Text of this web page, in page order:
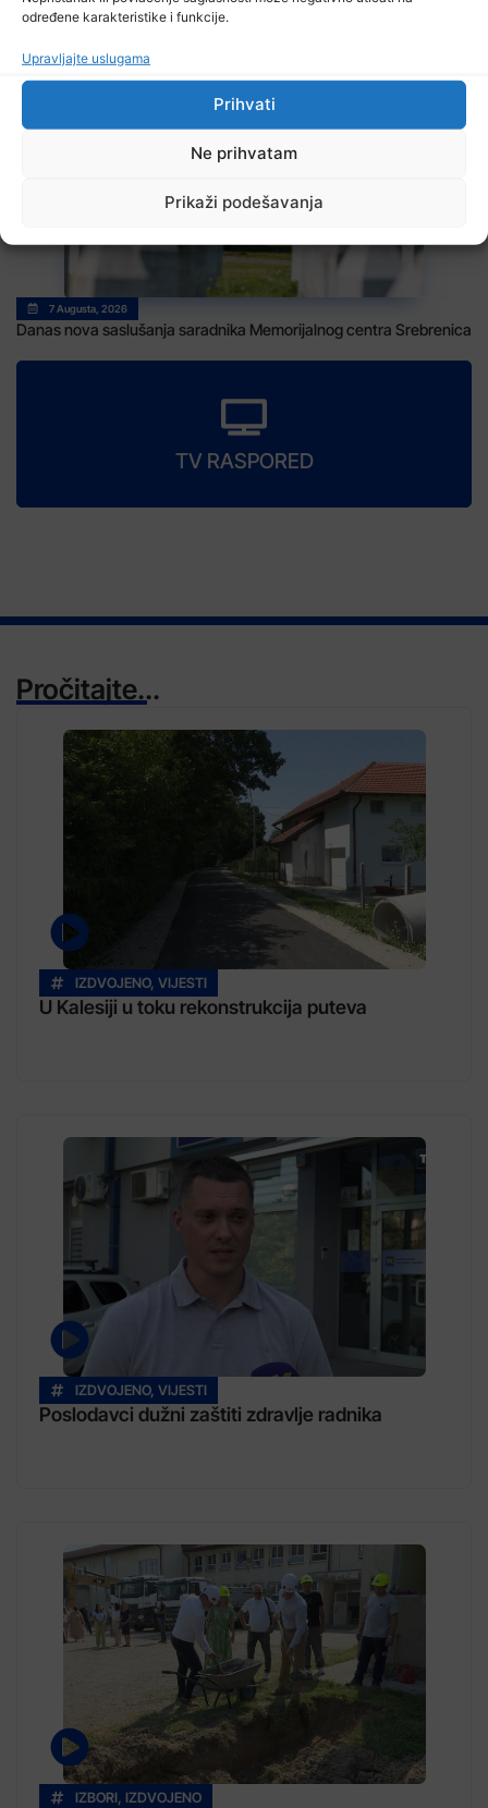
određene karakteristike i funkcije.
Upravljajte uslugama
Prihvati
Ne prihvatam
Prikaži podešavanja
7 Augusta, 2026
7 Augusta, 2026
Danas nova saslušanja saradnika Memorijalnog centra Srebrenica
TV RASPORED
Pročitajte...
IZDVOJENO, VIJESTI
U Kalesiji u toku rekonstrukcija puteva
IZDVOJENO, VIJESTI
Poslodavci dužni zaštiti zdravlje radnika
IZBORI IZDVOJENO